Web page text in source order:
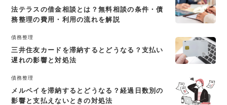
法テラスの借金相談とは？無料相談の条件・債
務整理の費用・利用の流れを解説
債務整理
三井住友カードを滞納するとどうなる？支払い
遅れの影響と対処法
債務整理
メルペイを滞納するとどうなる？経過日数別の
影響と支払えないときの対処法